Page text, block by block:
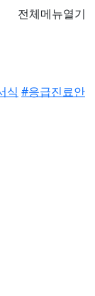
전체메뉴열기
식 #응급진료안